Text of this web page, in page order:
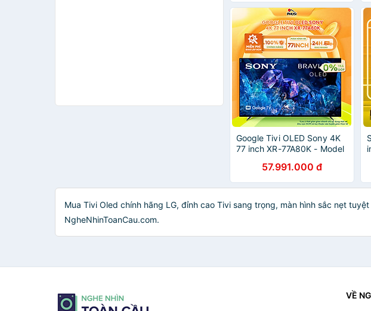
Google Tivi OLED Sony 4K
77 inch XR-77A80K - Model
57.991.000 đ
Mua Tivi Oled chính hãng LG, đỉnh cao Tivi sang trọng, màn hình sắc nẹt
NgheNhinToanCau.com.
VỀ